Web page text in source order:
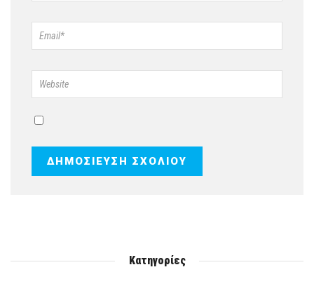
Κατηγορίες